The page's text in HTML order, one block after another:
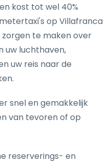
kost tot wel 40%
op Villafranca
zorgen te maken over
uw luchthaven,
uw reis naar de
snel en gemakkelijk
van tevoren of op
reserverings- en